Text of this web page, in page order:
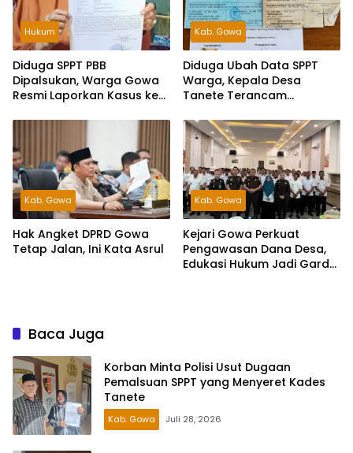
Hukum
Diduga SPPT PBB
Dipalsukan, Warga Gowa
Resmi Laporkan Kasus ke
Kab. Gowa
Diduga Ubah Data SPPT
Warga, Kepala Desa
Tanete Terancam
Kab. Gowa
Hak Angket DPRD Gowa
Tetap Jalan, Ini Kata Asrul
Kab. Gowa
Kejari Gowa Perkuat
Pengawasan Dana Desa,
Edukasi Hukum Jadi Garda
Baca Juga
Korban Minta Polisi Usut Dugaan
Pemalsuan SPPT yang Menyeret Kades
Tanete
Kab. Gowa Juli 28, 2026